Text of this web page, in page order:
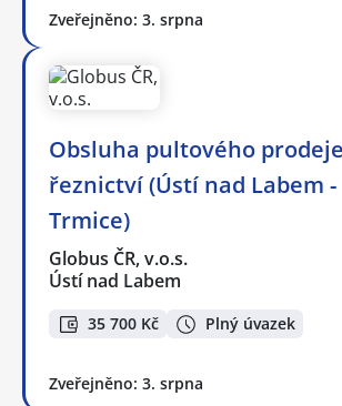
Zveřejněno: 3. srpna
Obsluha pultového
řeznictví (Ústí nad Labem -
Trmice)
Globus ČR, v.o.s.
Ústí nad Labem
35 700 Kč Plný úvazek
Zveřejněno: 3. srpna